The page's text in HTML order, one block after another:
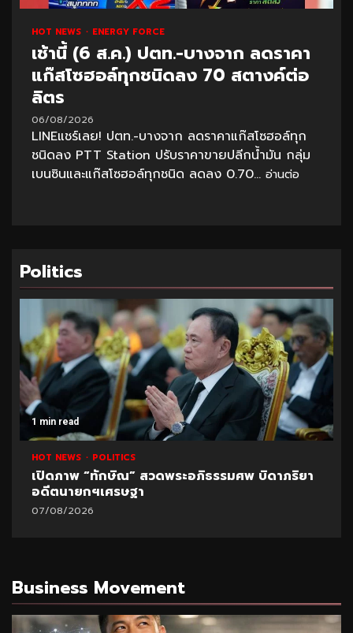
HOT NEWS ENERGY FORCE
เช้านี้ (6 ส.ค.) ปตท.-บางจาก ลดราคา
แก๊สโซฮอล์ทุกชนิดลง 70 สตางค์ต่อ
ลิตร
06/08/2026
LINEแชร์เลย! ปตท.-บางจาก ลดราคาแก๊สโซฮอล์ทุก
ชนิดลง PTT Station ปรับราคาขายปลีกน้ำมัน กลุ่ม
เบนซินและแก๊สโซฮอล์ทุกชนิด ลดลง 0.70... อ่านต่อ
Politics
1 min read
HOT NEWS POLITICS
เปิดภาพ “ทักษิณ” สวดพระอภิธรรมศพ บิดาภริยา
อดีตนายกฯเศรษฐา
07/08/2026
Business Movement